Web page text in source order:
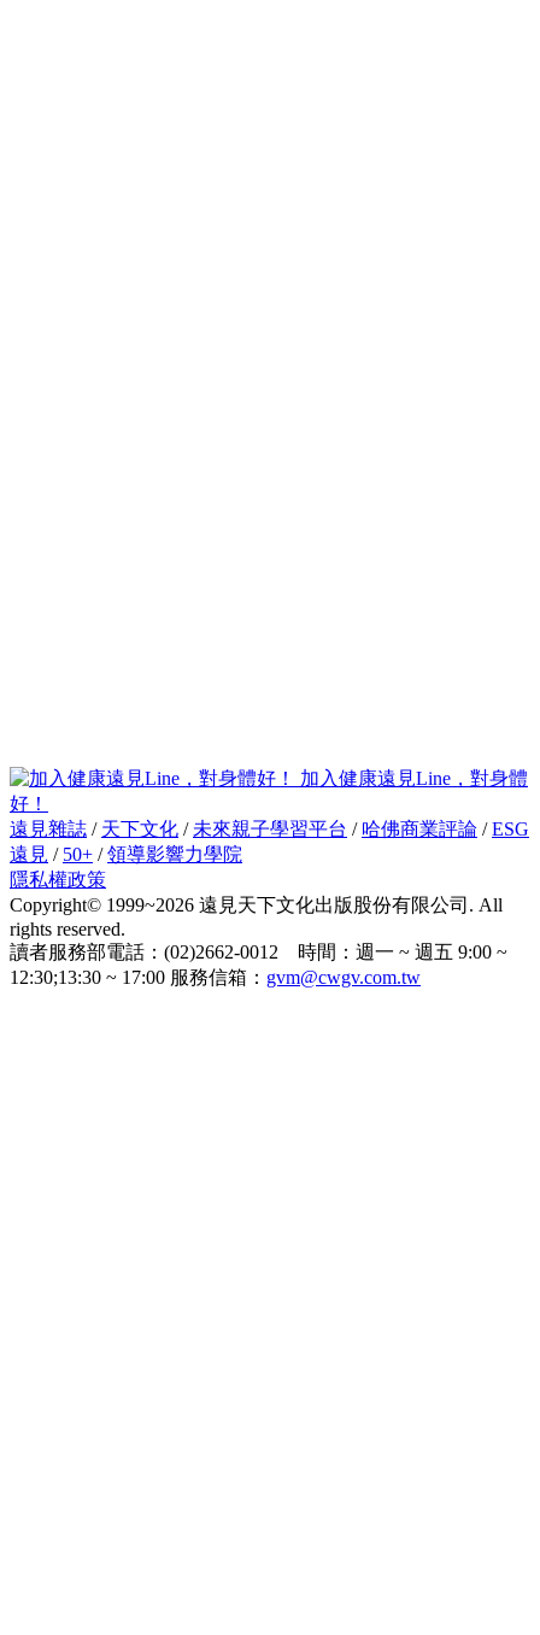
加入健康遠見Line，對身體
好！
遠見雜誌 / 天下文化 /未來親子學習平台 / 哈佛商業評論 /ESG
遠見 / 50+ /領導影響力學院
隱私權政策
Copyright© 1999~2026 遠見天下文化出版股份有限公司. All
rights reserved.
讀者服務部電話：(02)2662-0012 時間：週一 ~ 週五 9:00 ~
12:30;13:30 ~ 17:00 服務信箱： gvm@cwgv.com.tw